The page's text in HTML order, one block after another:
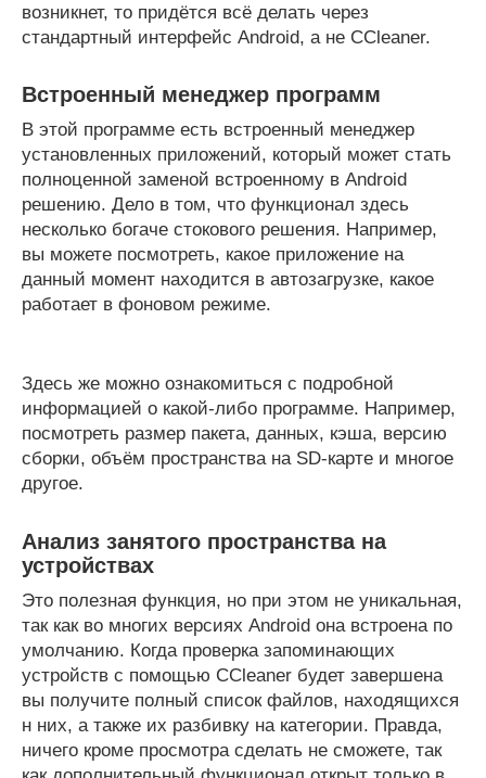
возникнет, то придётся всё делать через
стандартный интерфейс Android, а не CCleaner.
Встроенный менеджер программ
В этой программе есть встроенный менеджер
установленных приложений, который может стать
полноценной заменой встроенному в Android
решению. Дело в том, что функционал здесь
несколько богаче стокового решения. Например,
вы можете посмотреть, какое приложение на
данный момент находится в автозагрузке, какое
работает в фоновом режиме.
Здесь же можно ознакомиться с подробной
информацией о какой-либо программе. Например,
посмотреть размер пакета, данных, кэша, версию
сборки, объём пространства на SD-карте и многое
другое.
Анализ занятого пространства на
устройствах
Это полезная функция, но при этом не уникальная,
так как во многих версиях Android она встроена по
умолчанию. Когда проверка запоминающих
устройств с помощью CCleaner будет завершена
вы получите полный список файлов, находящихся
н них, а также их разбивку на категории. Правда,
ничего кроме просмотра сделать не сможете, так